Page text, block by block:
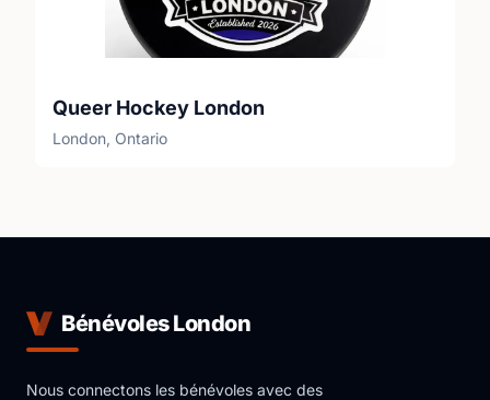
Queer Hockey London
London, Ontario
Bénévoles London
Nous connectons les bénévoles avec des